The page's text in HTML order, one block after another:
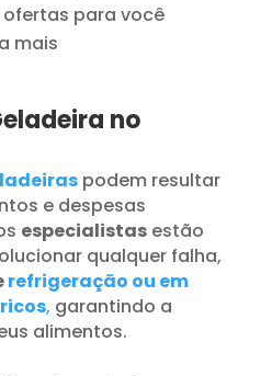
para você
mais
no
podem resultar
e despesas
especialistasestão
qualquer falha,
refrigeração ou em
, garantindo a
alimentos.